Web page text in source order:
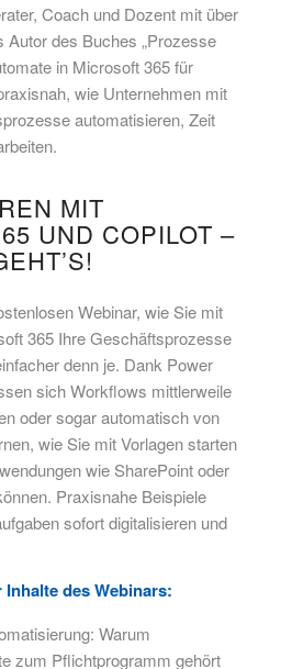
Coach und Dozent mit über
Autor des Buches „Prozesse
in Microsoft 365 für
wie Unternehmen mit
automatisieren, Zeit
MIT
UND COPILOT –
Webinar, wie Sie mit
365 Ihre Geschäftsprozesse
denn je. Dank Power
sich Workflows mittlerweile
oder sogar automatisch von
wie Sie mit Vorlagen starten
wie SharePoint oder
Praxisnahe Beispiele
sofort digitalisieren und
des Webinars:
Warum
zum Pflichtprogramm gehört